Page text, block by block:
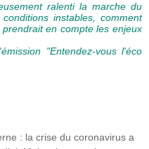
ralenti la marche du
instables, comment
en compte les enjeux
"Entendez-vous l'éco
: la crise du coronavirus a